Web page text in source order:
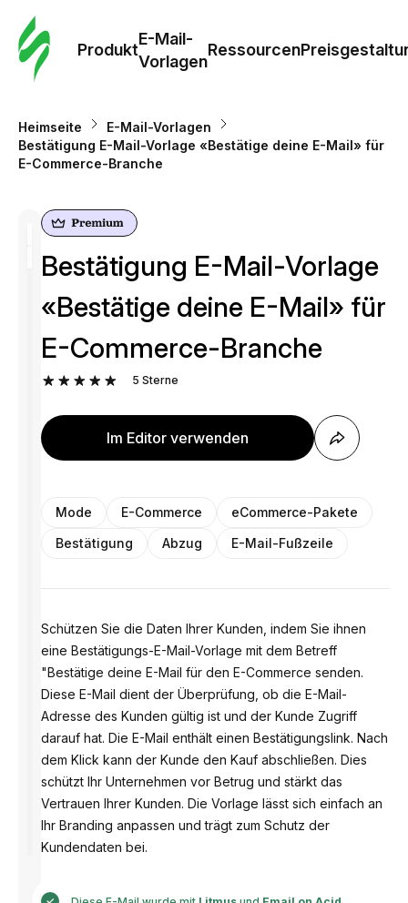
Produkt
E-Mail-
Vorlagen
Ressourcen
Heimseite
E-Mail-Vorlagen
Bestätigung E-Mail-Vorlage «Bestätige deine E-Mail» für
E-Commerce-Branche
Bestätigung E-Mail-Vorlage
«Bestätige deine E-Mail» für
E-Commerce-Branche
5 Sterne
Im Editor verwenden
Mode E-Commerce
eCommerce-Pakete
Bestätigung
Abzug E-Mail-Fußzeile
Schützen Sie die Daten Ihrer Kunden, indem Sie ihnen
eine Bestätigungs-E-Mail-Vorlage mit dem Betreff
"Bestätige deine E-Mail für den E-Commerce senden.
Diese E-Mail dient der Überprüfung, ob die E-Mail-
Adresse des Kunden gültig ist und der Kunde Zugriff
darauf hat. Die E-Mail enthält einen Bestätigungslink. Nach
dem Klick kann der Kunde den Kauf abschließen. Dies
schützt Ihr Unternehmen vor Betrug und stärkt das
Vertrauen Ihrer Kunden. Die Vorlage lässt sich einfach an
Ihr Branding anpassen und trägt zum Schutz der
Kundendaten bei.